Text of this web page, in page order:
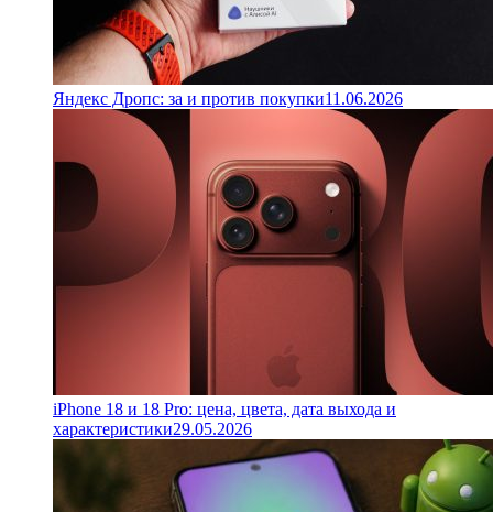
Яндекс Дропс: за и против покупки11.06.2026
iPhone 18 и 18 Pro: цена, цвета, дата выхода и
характеристики29.05.2026